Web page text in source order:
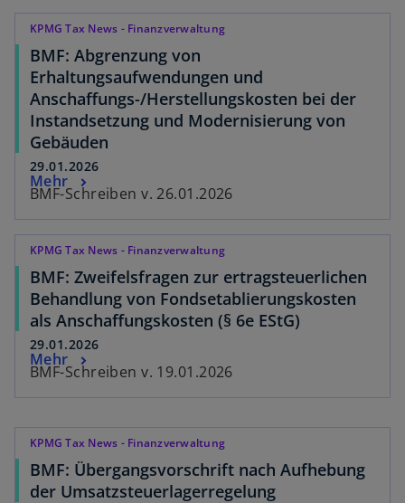
KPMG Tax News - Finanzverwaltung
BMF: Abgrenzung von
Erhaltungsaufwendungen und
Anschaffungs-/Herstellungskosten bei der
Instandsetzung und Modernisierung von
Gebäuden
29.01.2026
BMF-Schreiben v. 26.01.2026
Mehr
KPMG Tax News - Finanzverwaltung
BMF: Zweifelsfragen zur ertragsteuerlichen
Behandlung von Fondsetablierungskosten
als Anschaffungskosten (§ 6e EStG)
29.01.2026
BMF-Schreiben v. 19.01.2026
Mehr
KPMG Tax News - Finanzverwaltung
BMF: Übergangsvorschrift nach Aufhebung
der Umsatzsteuerlagerregelung